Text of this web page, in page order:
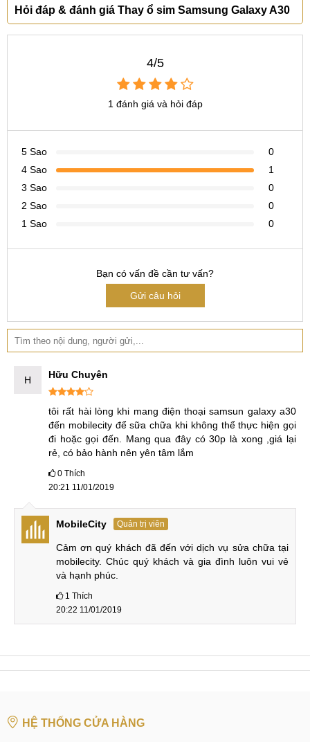
Tìm kiếm khác liên quan:
thay ổ sim Samsung Galaxy A30 ở đâu
thay ổ sim Samsung Galaxy A30 lấy ngay
Hỏi đáp & đánh giá Thay ổ sim Samsung Galaxy A30
4/5
1 đánh giá và hỏi đáp
5 Sao
0
4 Sao
1
3 Sao
0
2 Sao
0
1 Sao
0
Bạn có vấn đề cần tư vấn?
Gửi câu hỏi
H Hữu Chuyên
tôi rất hài lòng khi mang điện thoại samsun galaxy a30
đến mobilecity để sữa chữa khi không thể thực hiện gọi
đi hoặc gọi đến. Mang qua đây có 30p là xong ,giá lại
rẻ, có bảo hành nên yên tâm lắm
0 Thích
20:21 11/01/2019
MobileCity Quản trị viên
Cảm ơn quý khách đã đến với dịch vụ sửa chữa tại
mobilecity. Chúc quý khách và gia đình luôn vui vẻ
và hạnh phúc.
1 Thích
20:22 11/01/2019
HỆ THỐNG CỬA HÀNG